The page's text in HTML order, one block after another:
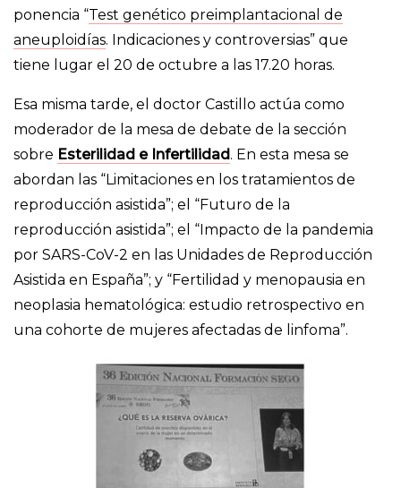
ponencia “Test genético preimplantacional de
aneuploidías. Indicaciones y controversias” que
tiene lugar el 20 de octubre a las 17.20 horas.
Esa misma tarde, el doctor Castillo actúa como
moderador de la mesa de debate de la sección
sobre Esterilidad e Infertilidad . En esta mesa se
abordan las “Limitaciones en los tratamientos de
reproducción asistida”; el “Futuro de la
reproducción asistida”; el “Impacto de la pandemia
por SARS-CoV-2 en las Unidades de Reproducción
Asistida en España”; y “Fertilidad y menopausia en
neoplasia hematológica: estudio retrospectivo en
una cohorte de mujeres afectadas de linfoma”.